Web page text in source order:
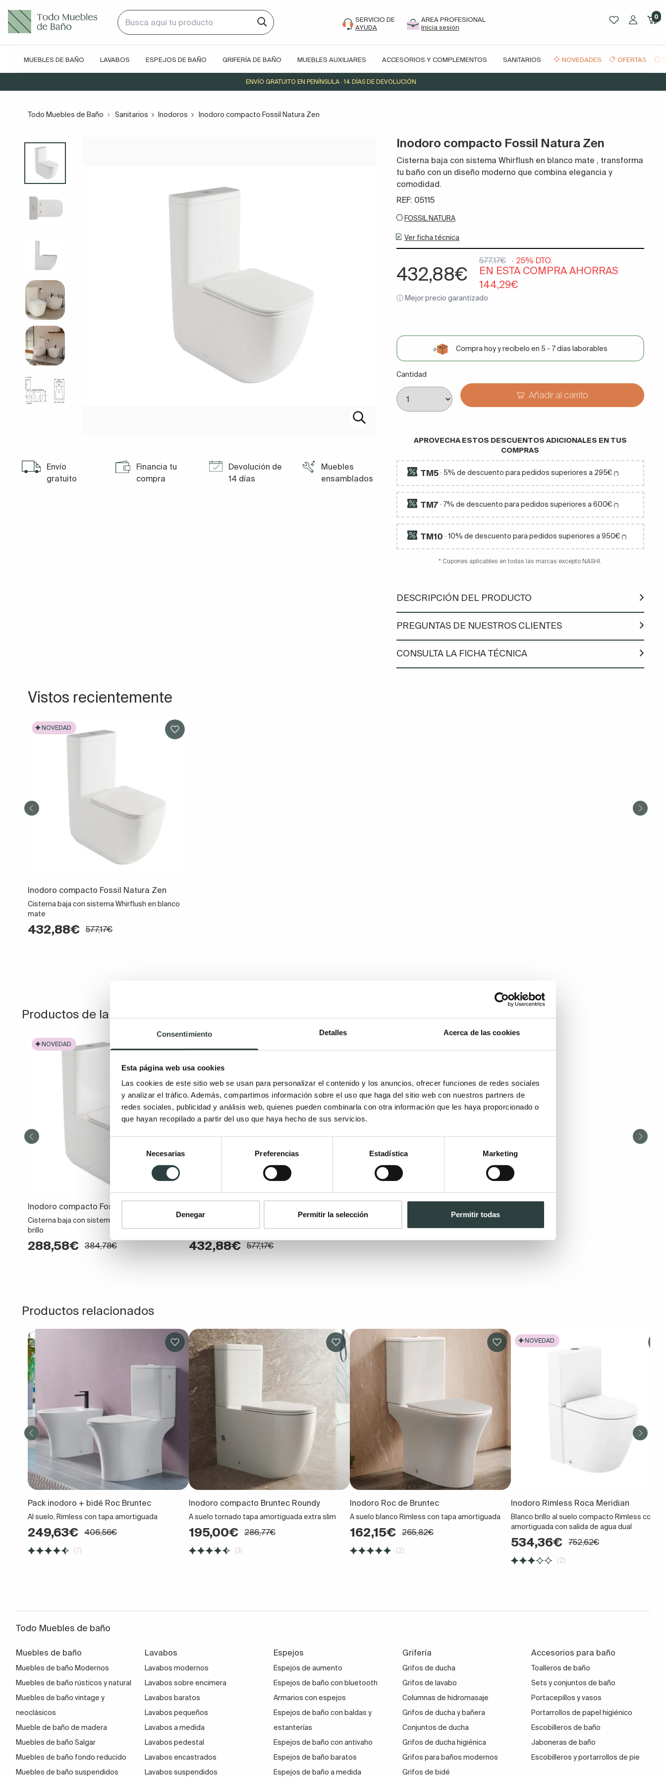
Consentimiento Detalles Acerca de las cookies
Esta página web usa cookies
Las cookies de este sitio web se usan para personalizar el contenido y los anuncios, ofrecer funciones de redes sociales
y analizar el tráfico. Además, compartimos información sobre el uso que haga del sitio web con nuestros partners de
redes sociales, publicidad y análisis web, quienes pueden combinarla con otra información que les haya proporcionado o
que hayan recopilado a partir del uso que haya hecho de sus servicios.
consentimiento
Necesarias Preferencias Estadística Marketing
Denegar Permitir la selección Permitir todas
SERVICIO DE
AYUDA
AREA PROFESIONAL
Inicia sesión
0
MUEBLES DE BAÑO LAVABOS ESPEJOS DE BAÑO GRIFERÍA DE BAÑO MUEBLES AUXILIARES ACCESORIOS Y COMPLEMENTOS SANITARIOS NOVEDADES OFERTAS
ENVÍO GRATUITO EN PENÍNSULA · 14 DÍAS DE DEVOLUCIÓN
Todo Muebles de Baño Sanitarios Inodoros Inodoro compacto Fossil Natura Zen
Envío
gratuito
Financia tu
compra
Devolución de
14 días
Muebles
ensamblados
Inodoro compacto Fossil Natura Zen
Cisterna baja con sistema Whirflush en blanco mate , transforma
tu baño con un diseño moderno que combina elegancia y
comodidad.
REF: 05115
FOSSIL NATURA
Ver ficha técnica
432,88€
577,17€ · 25% DTO.
EN ESTA COMPRA AHORRAS
144,29€
ⓘ Mejor precio garantizado
Compra hoy y recíbelo en 5 - 7 días laborables
Cantidad
Añadir al carrito
APROVECHA ESTOS DESCUENTOS ADICIONALES EN TUS
COMPRAS
TM5 · 5% de descuento para pedidos superiores a 295€ (*)
TM7 · 7% de descuento para pedidos superiores a 600€ (*)
TM10 · 10% de descuento para pedidos superiores a 950€ (*)
* Cupones aplicables en todas las marcas excepto NASHI.
DESCRIPCIÓN DEL PRODUCTO
PREGUNTAS DE NUESTROS CLIENTES
CONSULTA LA FICHA TÉCNICA
Vistos recientemente
NOVEDAD
Inodoro compacto Fossil Natura Zen
Cisterna baja con sistema Whirflush en blanco
mate
432,88€ 577,17€
Productos de la misma colección
NOVEDAD
Inodoro compacto Fossil Natura Zen
Cisterna baja con sistema Whirflush en blanco
brillo
288,58€ 384,78€
Cisterna baja con sistema Whirflush en negro
mate
432,88€ 577,17€
Productos relacionados
Pack inodoro + bidé Roc Bruntec
Al suelo, Rimless con tapa amortiguada
249,63€ 406,56€
(7)
Inodoro compacto Bruntec Roundy
A suelo tornado tapa amortiguada extra slim
195,00€ 286,77€
(3)
Inodoro Roc de Bruntec
A suelo blanco Rimless con tapa amortiguada
162,15€ 265,82€
(2)
NOVEDAD
Inodoro Rimless Roca Meridian
Blanco brillo al suelo compacto Rimless con
amortiguada con salida de agua dual
534,36€ 752,62€
(2)
Todo Muebles de baño
Muebles de baño
Muebles de baño Modernos
Muebles de baño rústicos y natural
Muebles de baño vintage y
neoclásicos
Mueble de baño de madera
Muebles de baño Salgar
Muebles de baño fondo reducido
Muebles de baño suspendidos
Lavabos
Lavabos modernos
Lavabos sobre encimera
Lavabos baratos
Lavabos pequeños
Lavabos a medida
Lavabos pedestal
Lavabos encastrados
Lavabos suspendidos
Espejos
Espejos de aumento
Espejos de baño con bluetooth
Armarios con espejos
Espejos de baño con baldas y
estanterías
Espejos de baño con antivaho
Espejos de baño baratos
Espejos de baño a medida
Grifería
Grifos de ducha
Grifos de lavabo
Columnas de hidromasaje
Grifos de ducha y bañera
Conjuntos de ducha
Grifos de ducha higiénica
Grifos para baños modernos
Grifos de bidé
Accesorios para baño
Toalleros de baño
Sets y conjuntos de baño
Portacepillos y vasos
Portarrollos de papel higiénico
Escobilleros de baño
Jaboneras de baño
Escobilleros y portarrollos de pie